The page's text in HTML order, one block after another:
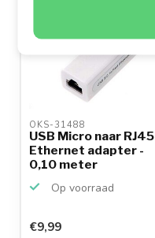
OKS-31488
USB Micro naar RJ45
Ethernet adapter -
0,10 meter
Op voorraad
€9,99